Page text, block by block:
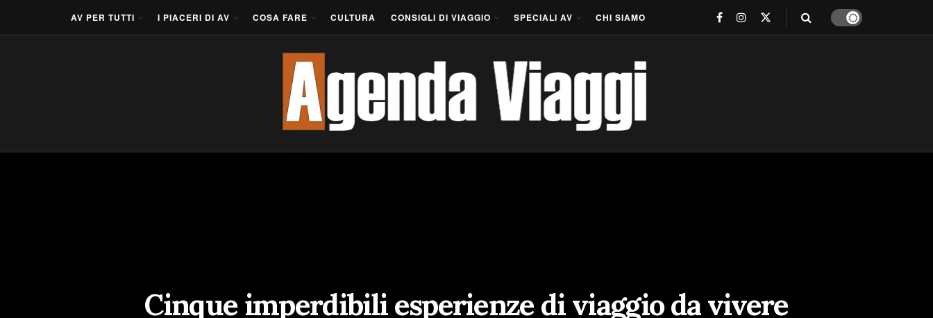
AV PER TUTTI I PIACERI DI AV COSA FARE CULTURA CONSIGLI DI VIAGGIO SPECIALI AV CHI SIAMO
Cinque imperdibili esperienze di viaggio da vivere